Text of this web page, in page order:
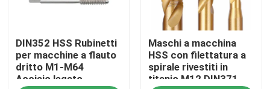
Contattici
DIN352 HSS Rubinetti
per macchine a flauto
dritto M1-M64
Acciaio legato
Maschi a macchina
HSS con filettatura a
spirale rivestiti in
titanio M12 DIN371